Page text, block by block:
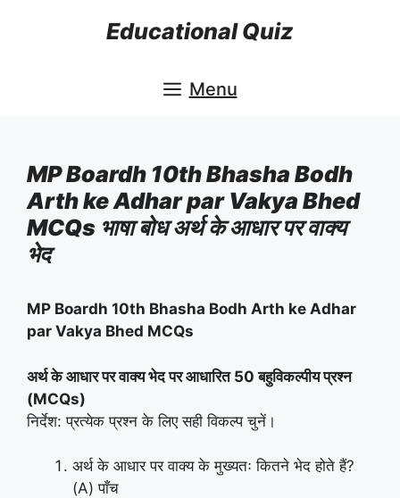
Educational Quiz
Menu
MP Boardh 10th Bhasha Bodh
Arth ke Adhar par Vakya Bhed
MCQs भाषा बोध अर्थ के आधार पर वाक्य
भेद
MP Boardh 10th Bhasha Bodh Arth ke Adhar
par Vakya Bhed MCQs
अर्थ के आधार पर वाक्य भेद पर आधारित 50 बहुविकल्पीय प्रश्न
(MCQs)
निर्देश: प्रत्येक प्रश्न के लिए सही विकल्प चुनें।
अर्थ के आधार पर वाक्य के मुख्यतः कितने भेद होते हैं?
(A) पाँच